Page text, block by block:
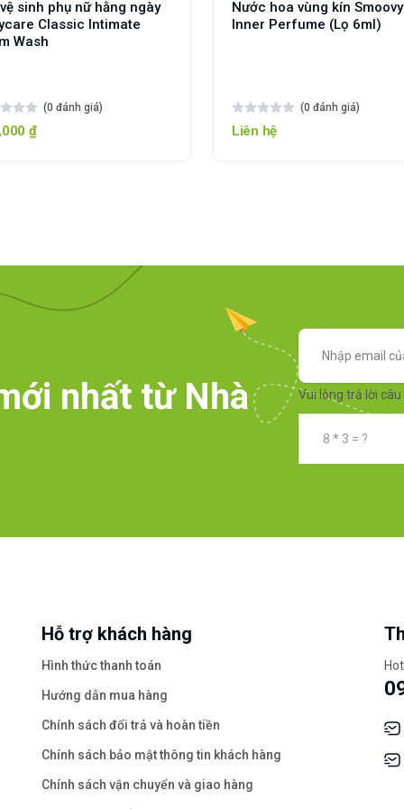
sinh phụ nữ hằng ngày
Classic Intimate
Wash
(0 đánh giá)
₫
Nước hoa vùng kín Smoovy
Inner Perfume (Lọ 6ml)
(0 đánh giá)
Liên hệ
nhất từ Nhà Vui lòng trả lời câu
Hỗ trợ khách hàng
Hình thức thanh toán
Hướng dẫn mua hàng
Chính sách đổi trả và hoàn tiền
Chính sách bảo mật thông tin khách hàng
Chính sách vận chuyển và giao hàng